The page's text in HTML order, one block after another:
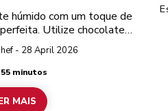
húmido com um toque de
Utilize chocolate
preparar a receita
sem glúten.
- 28 April 2026
55 minutos
MAIS